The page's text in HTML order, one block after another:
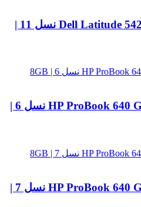
لپ تاپ استوک Dell Latitude 5420 Core i5 نسل 11 |
لپ تاپ استوک HP ProBook 640 G2 Core i5 نسل 6 |
لپ تاپ استوک HP ProBook 640 G3 Core i5 نسل 7 |